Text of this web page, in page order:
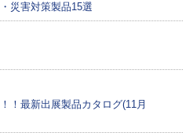
災害対策製品15選
！最新出展製品カタログ(11月